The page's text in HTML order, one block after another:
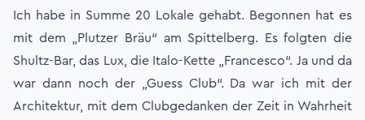
Ich habe in Summe 20 Lokale gehabt. Begonnen hat es
mit dem „Plutzer Bräu“ am Spittelberg. Es folgten die
Shultz-Bar, das Lux, die Italo-Kette „Francesco“. Ja und da
war dann noch der „Guess Club“. Da war ich mit der
Architektur, mit dem Clubgedanken der Zeit in Wahrheit